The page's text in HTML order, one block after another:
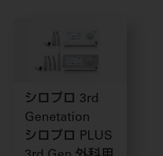
シロプロ 3rd
Genetation
シロプロ PLUS